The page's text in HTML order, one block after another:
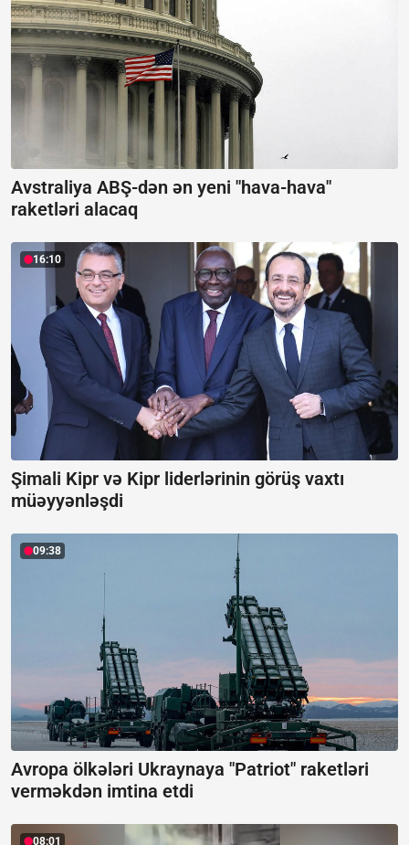
Avstraliya ABŞ-dən ən yeni "hava-hava"
raketləri alacaq
16:10
Şimali Kipr və Kipr liderlərinin görüş vaxtı
müəyyənləşdi
09:38
Avropa ölkələri Ukraynaya "Patriot" raketləri
verməkdən imtina etdi
08:01